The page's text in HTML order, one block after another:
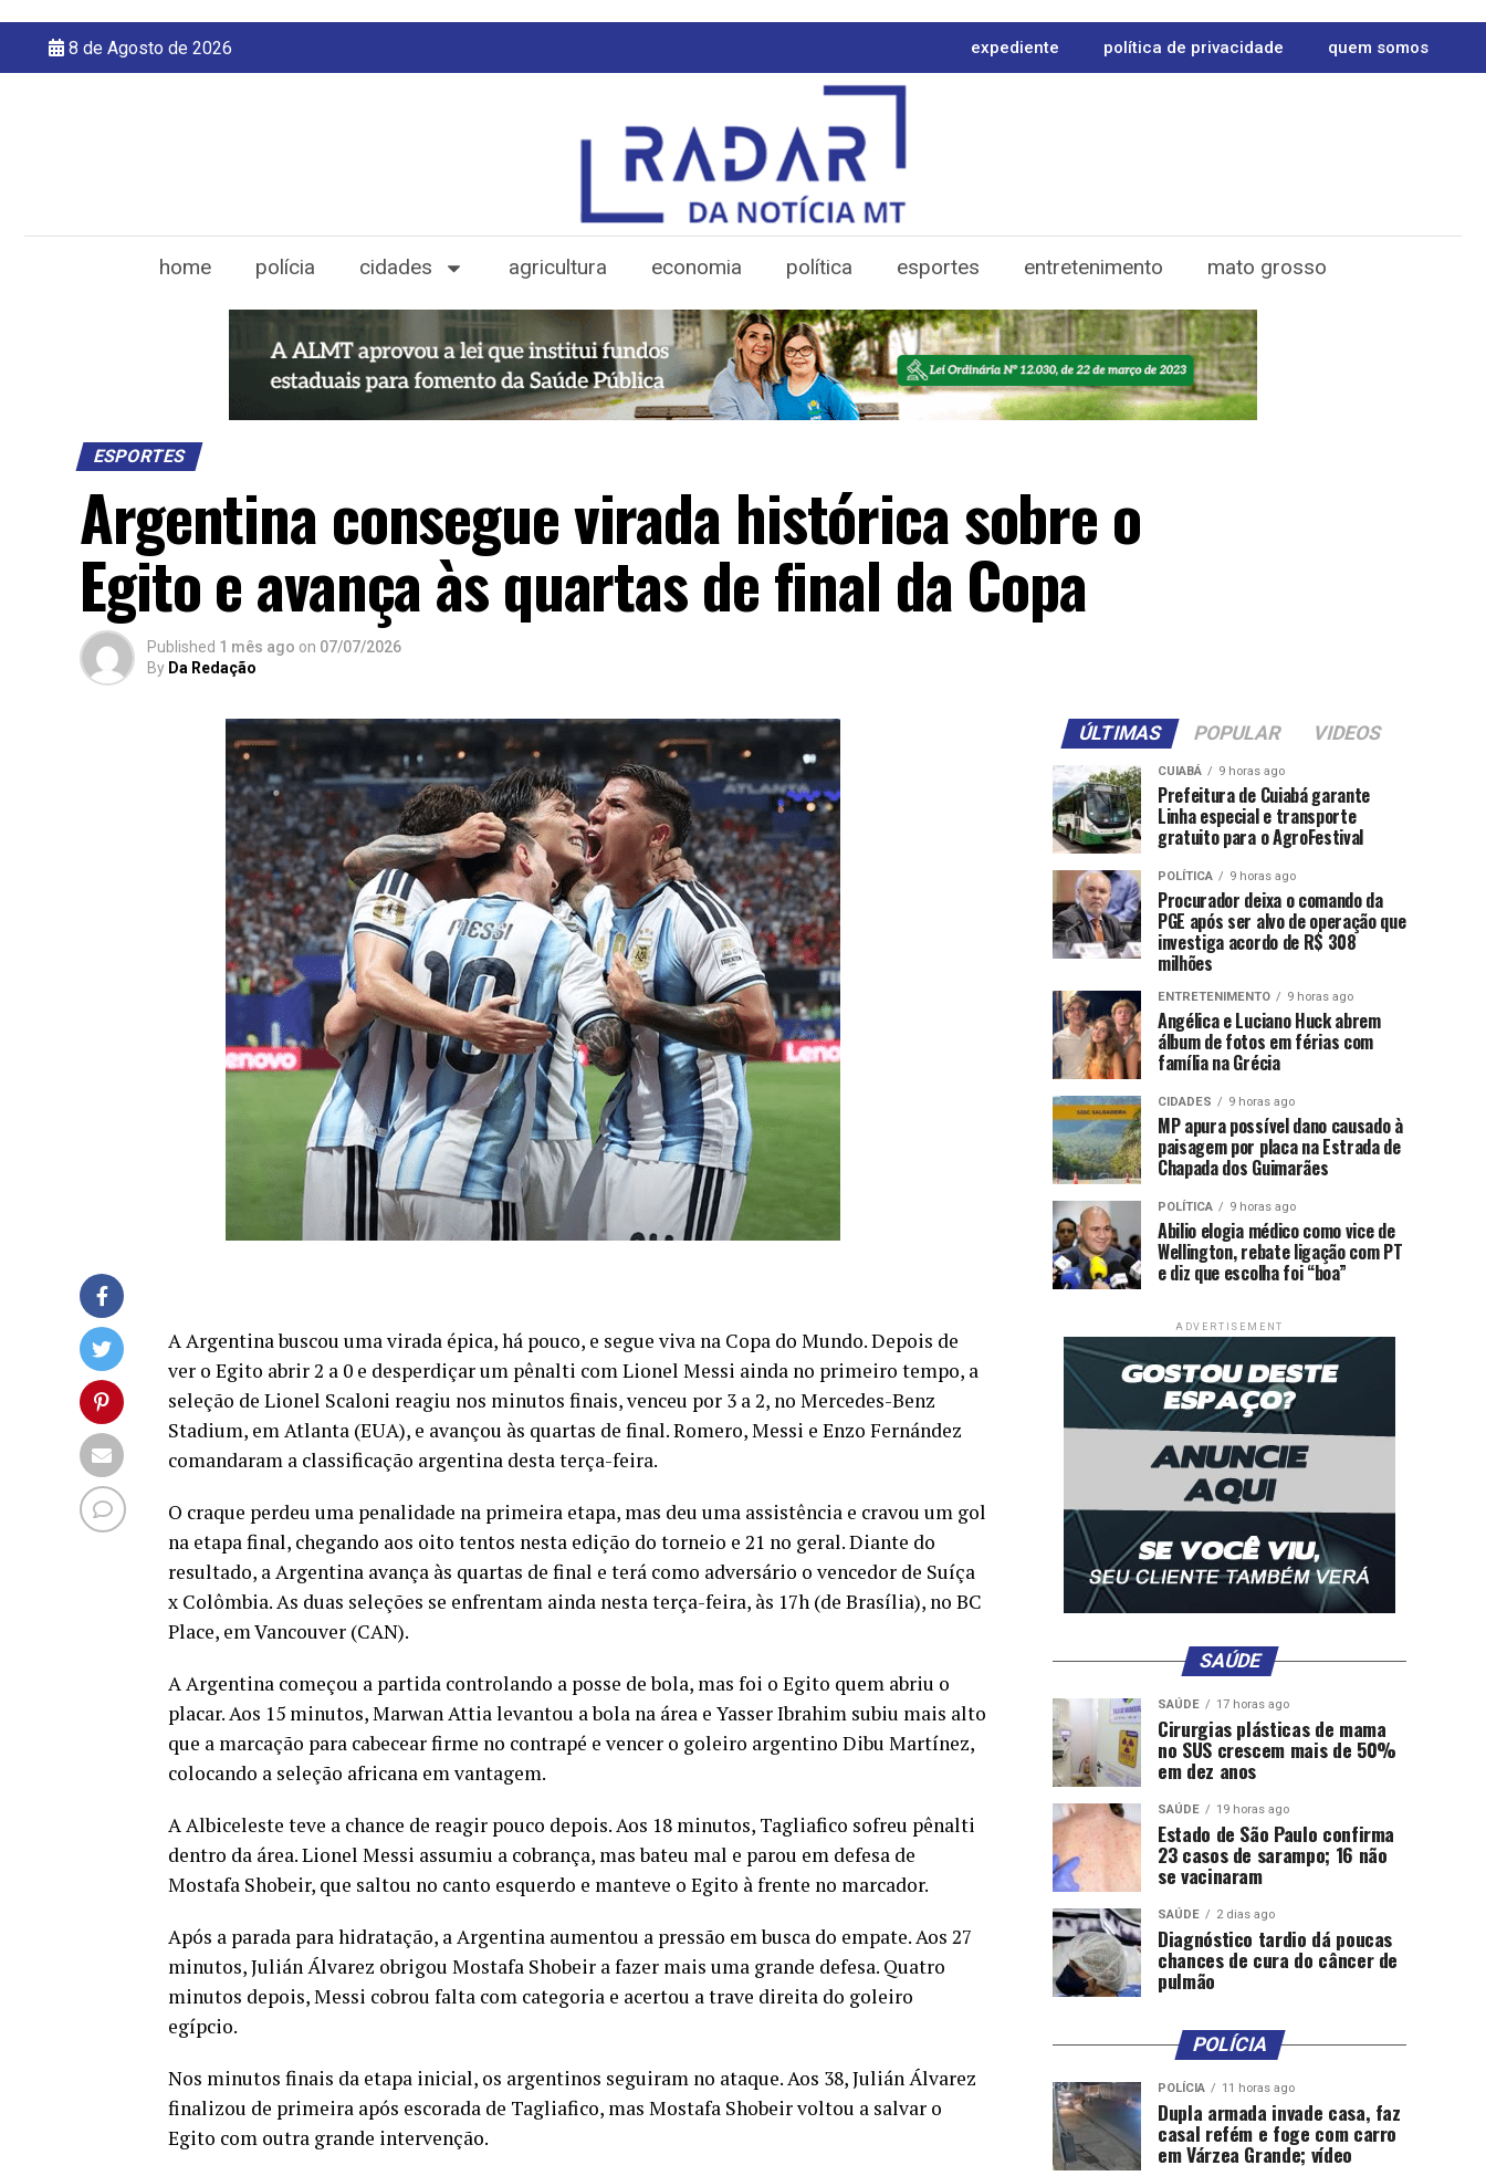
8 de Agosto de 2026 expediente política de privacidade quem somos
home polícia cidades agricultura economia política esportes entretenimento mato grosso
ESPORTES
Argentina consegue virada histórica sobre o
Egito e avança às quartas de final da Copa
Published 1 mês ago on 07/07/2026
By Da Redação
A Argentina buscou uma virada épica, há pouco, e segue viva na Copa do Mundo. Depois de
ver o Egito abrir 2 a 0 e desperdiçar um pênalti com Lionel Messi ainda no primeiro tempo, a
seleção de Lionel Scaloni reagiu nos minutos finais, venceu por 3 a 2, no Mercedes-Benz
Stadium, em Atlanta (EUA), e avançou às quartas de final. Romero, Messi e Enzo Fernández
comandaram a classificação argentina desta terça-feira.
O craque perdeu uma penalidade na primeira etapa, mas deu uma assistência e cravou um gol
na etapa final, chegando aos oito tentos nesta edição do torneio e 21 no geral. Diante do
resultado, a Argentina avança às quartas de final e terá como adversário o vencedor de Suíça
x Colômbia. As duas seleções se enfrentam ainda nesta terça-feira, às 17h (de Brasília), no BC
Place, em Vancouver (CAN).
A Argentina começou a partida controlando a posse de bola, mas foi o Egito quem abriu o
placar. Aos 15 minutos, Marwan Attia levantou a bola na área e Yasser Ibrahim subiu mais alto
que a marcação para cabecear firme no contrapé e vencer o goleiro argentino Dibu Martínez,
colocando a seleção africana em vantagem.
A Albiceleste teve a chance de reagir pouco depois. Aos 18 minutos, Tagliafico sofreu pênalti
dentro da área. Lionel Messi assumiu a cobrança, mas bateu mal e parou em defesa de
Mostafa Shobeir, que saltou no canto esquerdo e manteve o Egito à frente no marcador.
Após a parada para hidratação, a Argentina aumentou a pressão em busca do empate. Aos 27
minutos, Julián Álvarez obrigou Mostafa Shobeir a fazer mais uma grande defesa. Quatro
minutos depois, Messi cobrou falta com categoria e acertou a trave direita do goleiro
egípcio.
Nos minutos finais da etapa inicial, os argentinos seguiram no ataque. Aos 38, Julián Álvarez
finalizou de primeira após escorada de Tagliafico, mas Mostafa Shobeir voltou a salvar o
Egito com outra grande intervenção.
ÚLTIMAS POPULAR VIDEOS
CUIABÁ 9 horas ago
Prefeitura de Cuiabá garante
Linha especial e transporte
gratuito para o AgroFestival
POLÍTICA 9 horas ago
Procurador deixa o comando da
PGE após ser alvo de operação que
investiga acordo de R$ 308
milhões
ENTRETENIMENTO 9 horas ago
Angélica e Luciano Huck abrem
álbum de fotos em férias com
família na Grécia
CIDADES 9 horas ago
MP apura possível dano causado à
paisagem por placa na Estrada de
Chapada dos Guimarães
POLÍTICA 9 horas ago
Abilio elogia médico como vice de
Wellington, rebate ligação com PT
e diz que escolha foi “boa”
ADVERTISEMENT
SAÚDE
SAÚDE 17 horas ago
Cirurgias plásticas de mama
no SUS crescem mais de 50%
em dez anos
SAÚDE 19 horas ago
Estado de São Paulo confirma
23 casos de sarampo; 16 não
se vacinaram
SAÚDE 2 dias ago
Diagnóstico tardio dá poucas
chances de cura do câncer de
pulmão
POLÍCIA
POLÍCIA 11 horas ago
Dupla armada invade casa, faz
casal refém e foge com carro
em Várzea Grande; vídeo